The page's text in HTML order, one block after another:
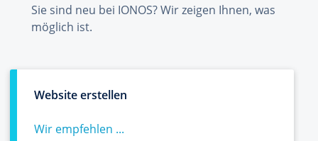
Sie sind neu bei IONOS? Wir zeigen Ihnen, was
möglich ist.
Website erstellen
Wir empfehlen ...